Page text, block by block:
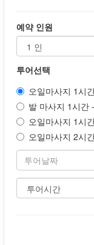
예약 인원
투어선택
오일마사지 1시
발 마사지 1시간
오일마사지 1시
오일마사지 2시